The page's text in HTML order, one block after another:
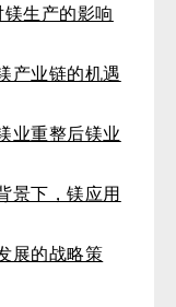
镁生产的影响
产业链的机遇
业重整后镁业
景下，镁应用
展的战略策